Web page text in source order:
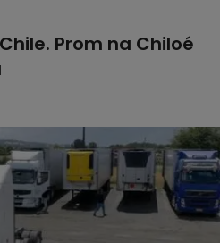
Prom na Chiloé